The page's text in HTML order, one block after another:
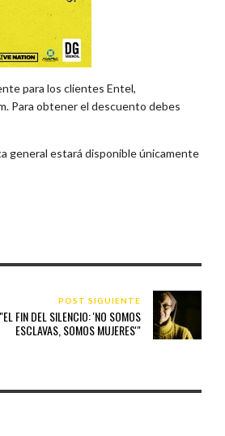
para los clientes Entel,
Para obtener el descuento debes
general estará disponible únicamente
POST SIGUIENTE
FIN DEL SILENCIO: 'NO SOMOS
ESCLAVAS, SOMOS MUJERES'"